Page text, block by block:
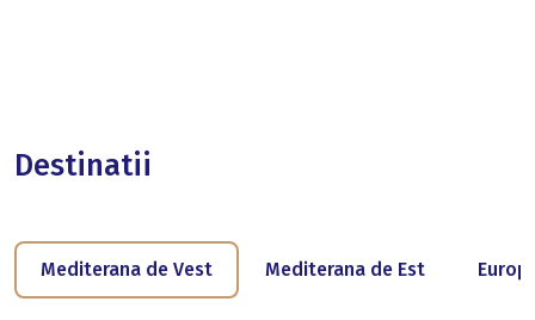
Destinatii
Mediterana de Vest Mediterana de Est